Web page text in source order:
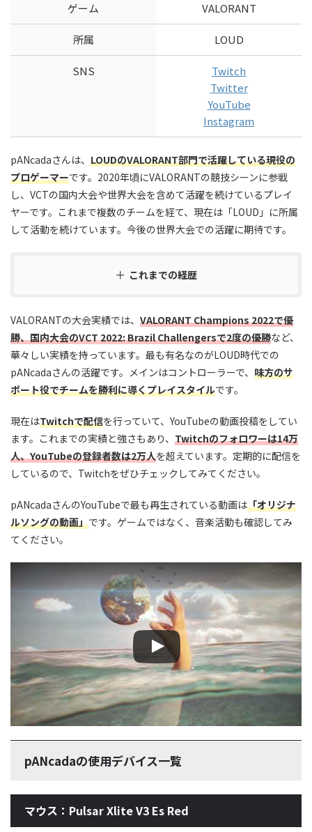
ゲーム VALORANT
所属 LOUD
SNS
Twitch
Twitter
YouTube
Instagram
pANcadaさんは、 LOUDのVALORANT部門で活躍している現役の
プロゲーマーです。2020年頃にVALORANTの競技シーンに参戦
し、VCTの国内大会や世界大会を含めて活躍を続けているプレイ
ヤーです。これまで複数のチームを経て、現在は「LOUD」に所属
して活動を続けています。今後の世界大会での活躍に期待です。
これまでの経歴
VALORANTの大会実績では、 VALORANT Champions 2022で優
勝、国内大会のVCT 2022: Brazil Challengersで2度の優勝など、
華々しい実績を持っています。最も有名なのがLOUD時代での
pANcadaさんの活躍です。メインはコントローラーで、 味方のサ
ポート役でチームを勝利に導くプレイスタイルです。
現在はTwitchで配信を行っていて、YouTubeの動画投稿をしてい
ます。これまでの実績と強さもあり、 Twitchのフォロワーは14万
人、YouTubeの登録者数は2万人を超えています。定期的に配信を
しているので、Twitchをぜひチェックしてみてください。
pANcadaさんのYouTubeで最も再生されている動画は「オリジナ
ルソングの動画」です。ゲームではなく、音楽活動も確認してみ
てください。
この動画を YouTube で視聴
pANcadaの使用デバイス一覧
マウス：Pulsar Xlite V3 Es Red